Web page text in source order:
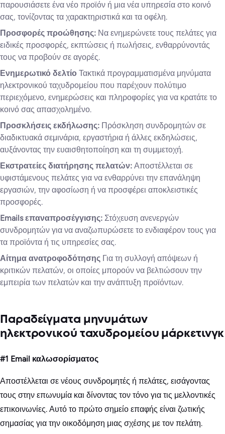
παρουσιάσετε ένα νέο προϊόν ή μια νέα υπηρεσία στο κοινό
σας, τονίζοντας τα χαρακτηριστικά και τα οφέλη.
Προσφορές προώθησης: Να ενημερώνετε τους πελάτες για
ειδικές προσφορές, εκπτώσεις ή πωλήσεις, ενθαρρύνοντάς
τους να προβούν σε αγορές.
Ενημερωτικό δελτίο Τακτικά προγραμματισμένα μηνύματα
ηλεκτρονικού ταχυδρομείου που παρέχουν πολύτιμο
περιεχόμενο, ενημερώσεις και πληροφορίες για να κρατάτε το
κοινό σας απασχολημένο.
Προσκλήσεις εκδήλωσης: Πρόσκληση συνδρομητών σε
διαδικτυακά σεμινάρια, εργαστήρια ή άλλες εκδηλώσεις,
αυξάνοντας την ευαισθητοποίηση και τη συμμετοχή.
Εκστρατείες διατήρησης πελατών: Αποστέλλεται σε
υφιστάμενους πελάτες για να ενθαρρύνει την επανάληψη
εργασιών, την αφοσίωση ή να προσφέρει αποκλειστικές
προσφορές.
Emails επαναπροσέγγισης: Στόχευση ανενεργών
συνδρομητών για να αναζωπυρώσετε το ενδιαφέρον τους για
τα προϊόντα ή τις υπηρεσίες σας.
Αίτημα ανατροφοδότησης Για τη συλλογή απόψεων ή
κριτικών πελατών, οι οποίες μπορούν να βελτιώσουν την
εμπειρία των πελατών και την ανάπτυξη προϊόντων.
Παραδείγματα μηνυμάτων
ηλεκτρονικού ταχυδρομείου μάρκετινγκ
#1 Email καλωσορίσματος
Αποστέλλεται σε νέους συνδρομητές ή πελάτες, εισάγοντας
τους στην επωνυμία και δίνοντας τον τόνο για τις μελλοντικές
επικοινωνίες. Αυτό το πρώτο σημείο επαφής είναι ζωτικής
σημασίας για την οικοδόμηση μιας σχέσης με τον πελάτη.